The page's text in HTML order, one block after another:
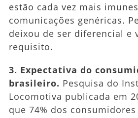
estão cada vez mais
comunicações genéricas.
deixou de ser diferencial e
requisito.
3. Expectativa do
brasileiro. Pesquisa do
Locomotiva publicada em
que 74% dos